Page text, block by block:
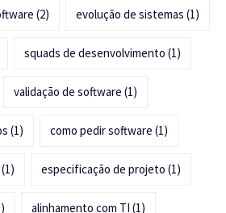
(2) evolução de sistemas (1)
squads de desenvolvimento (1)
validação de software (1)
(1) como pedir software (1)
(1) especificação de projeto (1)
alinhamento com TI (1)